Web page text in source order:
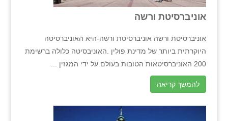
אוניברסיטת ורשה
אוניברסיטת ורשה אוניברסיטת ורשה-היא האוניברסיטה
היוקרתית ביותר של מדינת פולין .האוניבסיטה כלולה ברשימת
200 האוניברסיטאות הטובות בעולם על ידי המגזין ...
להמשך קריאה